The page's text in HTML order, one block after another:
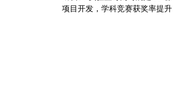
项目开发，学科竞赛获奖率提